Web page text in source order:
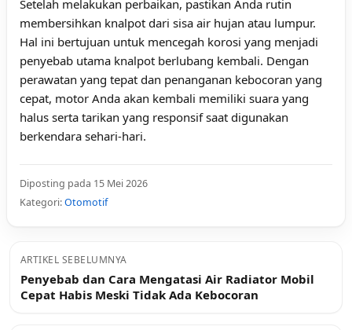
Setelah melakukan perbaikan, pastikan Anda rutin
membersihkan knalpot dari sisa air hujan atau lumpur.
Hal ini bertujuan untuk mencegah korosi yang menjadi
penyebab utama knalpot berlubang kembali. Dengan
perawatan yang tepat dan penanganan kebocoran yang
cepat, motor Anda akan kembali memiliki suara yang
halus serta tarikan yang responsif saat digunakan
berkendara sehari-hari.
Diposting pada 15 Mei 2026
Kategori:Otomotif
ARTIKEL SEBELUMNYA
Penyebab dan Cara Mengatasi Air Radiator Mobil
Cepat Habis Meski Tidak Ada Kebocoran